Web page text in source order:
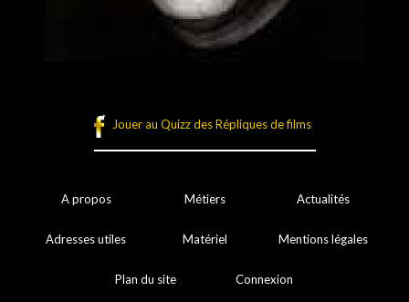
Jouer au Quizz des Répliques de films
A propos Métiers Actualités
Adresses utiles Matériel Mentions légales
Plan du site Connexion